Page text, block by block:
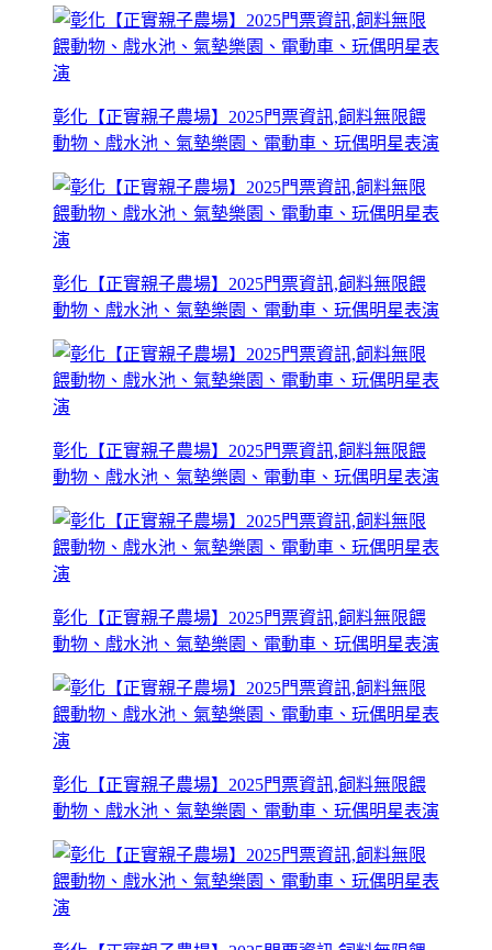
彰化【正實親子農場】2025門票資訊,飼料無限餵
動物、戲水池、氣墊樂園、電動車、玩偶明星表演
彰化【正實親子農場】2025門票資訊,飼料無限餵
動物、戲水池、氣墊樂園、電動車、玩偶明星表演
彰化【正實親子農場】2025門票資訊,飼料無限餵
動物、戲水池、氣墊樂園、電動車、玩偶明星表演
彰化【正實親子農場】2025門票資訊,飼料無限餵
動物、戲水池、氣墊樂園、電動車、玩偶明星表演
彰化【正實親子農場】2025門票資訊,飼料無限餵
動物、戲水池、氣墊樂園、電動車、玩偶明星表演